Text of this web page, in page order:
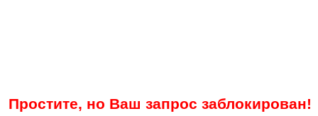
Простите, но Ваш запрос заблокирован!